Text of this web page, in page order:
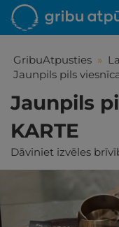
GribuAtpusties »
Jaunpils pils
Jaunpils
KARTE
Dāviniet izvēles